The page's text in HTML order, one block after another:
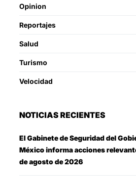
Opinion
Reportajes
Salud
Turismo
Velocidad
NOTICIAS RECIENTES
El Gabinete de Seguridad del
México informa acciones
de agosto de 2026